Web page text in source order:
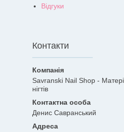
Відгуки
Контакти
Savranski Nail Shop -
нігтів
Денис Савранський